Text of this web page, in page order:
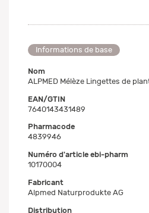
Informations de base
Nom
ALPMED Mélèze Lingettes de
EAN/GTIN
7640143431489
Pharmacode
4839946
Numéro d'article ebi-pharm
10170004
Fabricant
Alpmed Naturprodukte AG
Distribution